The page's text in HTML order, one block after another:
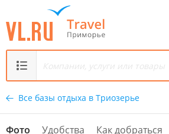
Все базы отдыха в Триозерье
Фото Удобства Как добраться